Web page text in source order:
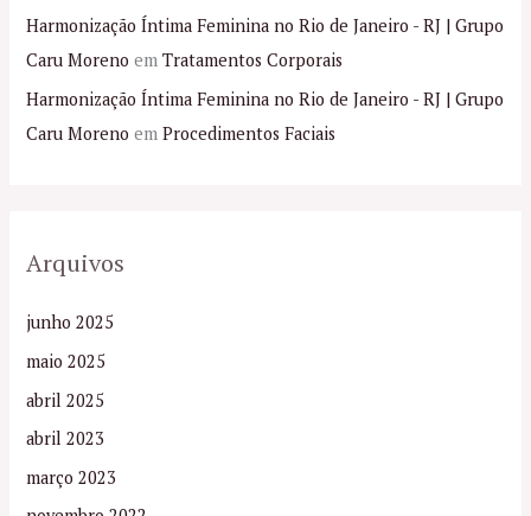
Harmonização Íntima Feminina no Rio de Janeiro - RJ | Grupo
Caru Moreno emTratamentos Corporais
Harmonização Íntima Feminina no Rio de Janeiro - RJ | Grupo
Caru Moreno emProcedimentos Faciais
Arquivos
junho 2025
maio 2025
abril 2025
abril 2023
março 2023